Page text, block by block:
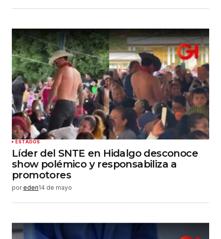
ESTADOS
Líder del SNTE en Hidalgo desconoce
show polémico y responsabiliza a
promotores
por eden14 de mayo